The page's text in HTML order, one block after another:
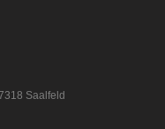
Saalfeld